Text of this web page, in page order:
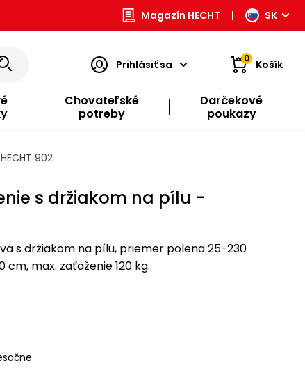
Magazín HECHT | SK
Prihlásiť sa 0 Košík
Chovateľské
potreby
Darčekové
poukazy
902
s držiakom na pílu -
s držiakom na pílu, priemer polena 25-230
cm, max. zaťaženie 120 kg.